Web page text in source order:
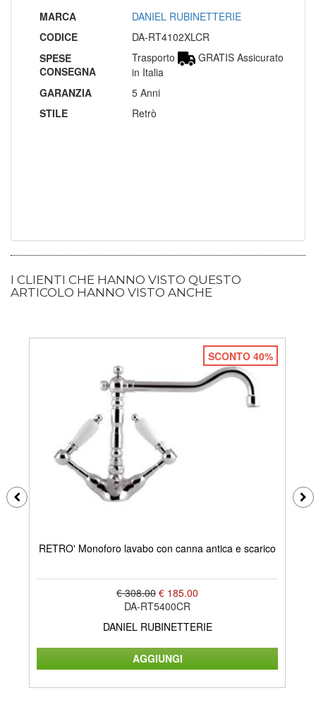
MARCA
DANIEL RUBINETTERIE
CODICE
DA-RT4102XLCR
SPESE
CONSEGNA
Trasporto
GRATIS Assicurato
in Italia
GARANZIA
5 Anni
STILE
Retrò
I CLIENTI CHE HANNO VISTO QUESTO
ARTICOLO HANNO VISTO ANCHE
SCONTO 40%
RETRO' Monoforo lavabo con canna antica e scarico
€ 308.00 € 185.00
DA-RT5400CR
DANIEL RUBINETTERIE